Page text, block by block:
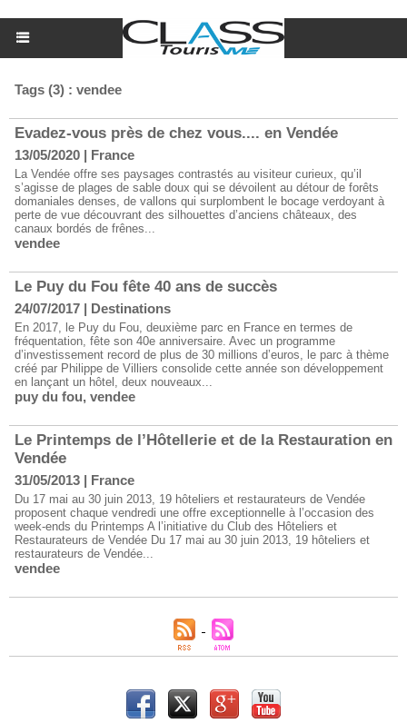
Tags (3) : vendee
Evadez-vous près de chez vous.... en Vendée
13/05/2020 | France
La Vendée offre ses paysages contrastés au visiteur curieux, qu’il
s’agisse de plages de sable doux qui se dévoilent au détour de forêts
domaniales denses, de vallons qui surplombent le bocage verdoyant à
perte de vue découvrant des silhouettes d’anciens châteaux, des
canaux bordés de frênes...
vendee
Le Puy du Fou fête 40 ans de succès
24/07/2017 | Destinations
En 2017, le Puy du Fou, deuxième parc en France en termes de
fréquentation, fête son 40e anniversaire. Avec un programme
d’investissement record de plus de 30 millions d’euros, le parc à thème
créé par Philippe de Villiers consolide cette année son développement
en lançant un hôtel, deux nouveaux...
puy du fou, vendee
Le Printemps de l’Hôtellerie et de la Restauration en
Vendée
31/05/2013 | France
Du 17 mai au 30 juin 2013, 19 hôteliers et restaurateurs de Vendée
proposent chaque vendredi une offre exceptionnelle à l’occasion des
week-ends du Printemps A l’initiative du Club des Hôteliers et
Restaurateurs de Vendée Du 17 mai au 30 juin 2013, 19 hôteliers et
restaurateurs de Vendée...
vendee